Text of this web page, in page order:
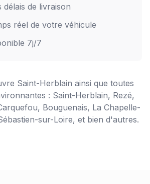
délais de livraison
réel de votre véhicule
7j/7
Saint-Herblain ainsi que toutes
: Saint-Herblain, Rezé,
Bouguenais, La Chapelle-
sur-Loire, et bien d'autres.